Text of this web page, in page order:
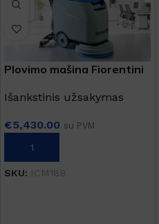
Plovimo mašina Fiorentini
Išankstinis užsakymas
€5,430.00 su PVM
Į KREPŠELĮ
SKU: ICM18B